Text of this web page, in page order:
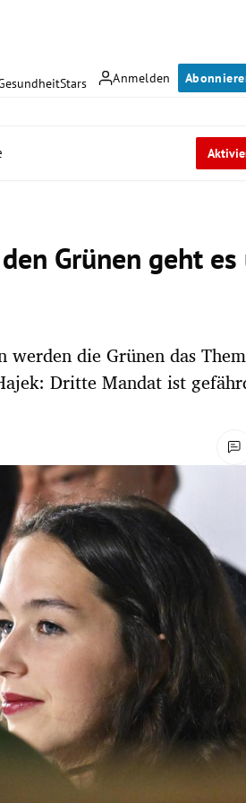
Anmelden
Stars
Grünen geht es
die Grünen das
Dritte Mandat ist